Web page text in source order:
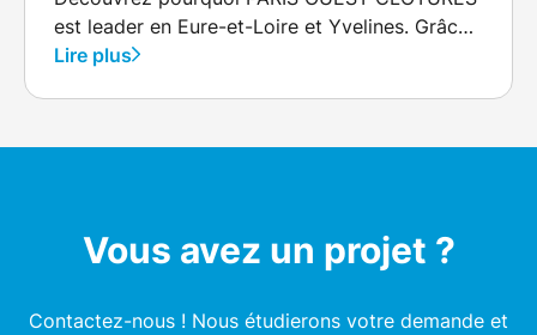
est leader en Eure-et-Loire et Yvelines. Grâce
à son expertise locale, son engagement envers
Lire plus
Vous avez un projet ?
Contactez-nous ! Nous étudierons votre demande et